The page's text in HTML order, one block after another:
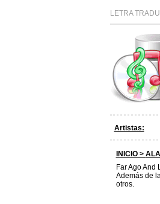
LETRA
Artistas:
INICIO >
Far Ago And
Además de
otros.